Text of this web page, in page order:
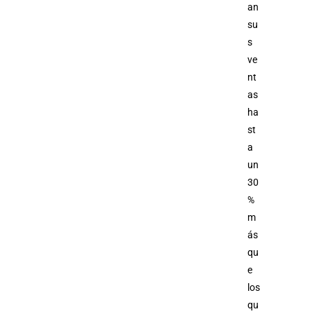
an
su
s
ve
nt
as
ha
st
a
un
30
%
m
ás
qu
e
los
qu